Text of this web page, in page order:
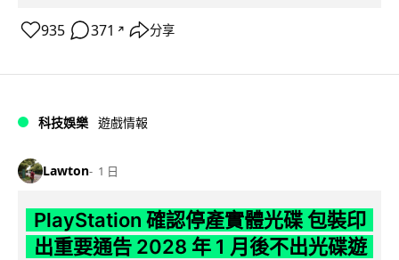
935 371 ↗ 分享
科技娛樂 遊戲情報
Lawton 1 日
PlayStation 確認停產實體光碟 包裝印
出重要通告 2028 年 1 月後不出光碟遊